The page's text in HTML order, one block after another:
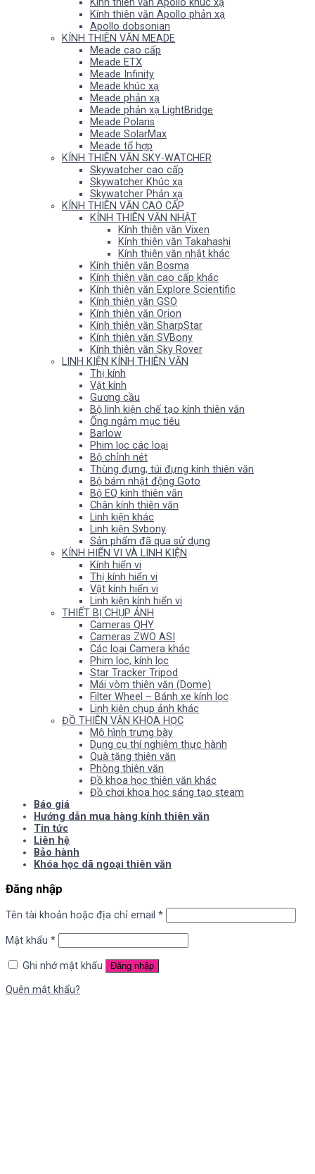
Kính thiên văn Apollo phản xạ
Apollo dobsonian
KÍNH THIÊN VĂN MEADE
Meade cao cấp
Meade ETX
Meade Infinity
Meade khúc xạ
Meade phản xạ
Meade phản xạ LightBridge
Meade Polaris
Meade SolarMax
Meade tổ hợp
KÍNH THIÊN VĂN SKY-WATCHER
Skywatcher cao cấp
Skywatcher Khúc xạ
Skywatcher Phản xạ
KÍNH THIÊN VĂN CAO CẤP
KÍNH THIÊN VĂN NHẬT
Kính thiên văn Vixen
Kính thiên văn Takahashi
Kính thiên văn nhật khác
Kính thiên văn Bosma
Kính thiên văn cao cấp khác
Kính thiên văn Explore Scientific
Kính thiên văn GSO
Kính thiên văn Orion
Kính thiên văn SharpStar
Kính thiên văn SVBony
Kính thiên văn Sky Rover
LINH KIỆN KÍNH THIÊN VĂN
Thị kính
Vật kính
Gương cầu
Bộ linh kiện chế tạo kính thiên văn
Ống ngắm mục tiêu
Barlow
Phim lọc các loại
Bộ chỉnh nét
Thùng đựng, túi đựng kính thiên văn
Bộ bám nhật động Goto
Bộ EQ kính thiên văn
Chân kính thiên văn
Linh kiện khác
Linh kiện Svbony
Sản phẩm đã qua sử dụng
KÍNH HIỂN VI VÀ LINH KIỆN
Kính hiển vi
Thị kính hiển vi
Vật kính hiển vi
Linh kiện kính hiển vi
THIẾT BỊ CHỤP ẢNH
Cameras QHY
Cameras ZWO ASI
Các loại Camera khác
Phim lọc, kính lọc
Star Tracker Tripod
Mái vòm thiên văn (Dome)
Filter Wheel – Bánh xe kính lọc
Linh kiện chụp ảnh khác
ĐỒ THIÊN VĂN KHOA HỌC
Mô hình trưng bày
Dụng cụ thí nghiệm thực hành
Quà tặng thiên văn
Phòng thiên văn
Đồ khoa học thiên văn khác
Đồ chơi khoa học sáng tạo steam
Báo giá
Hướng dẫn mua hàng kính thiên văn
Tin tức
Liên hệ
Bảo hành
Khóa học dã ngoại thiên văn
Đăng nhập
Tên tài khoản hoặc địa chỉ email *
Mật khẩu *
Ghi nhớ mật khẩu Đăng nhập
Quên mật khẩu?